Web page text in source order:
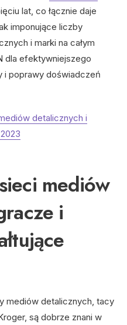
lat, co łącznie daje
imponujące liczby
i marki na całym
dla efektywniejszego
i poprawy doświadczeń
detalicznych i
mediów
i
mediów detalicznych, tacy
są dobrze znani w